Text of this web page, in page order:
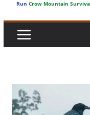
Run Crow Mountain